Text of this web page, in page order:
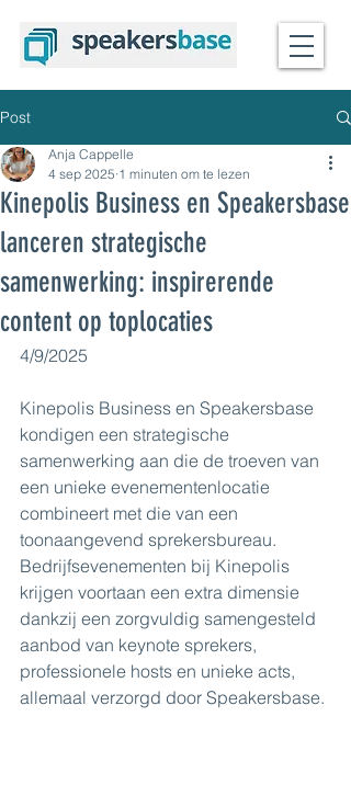
Post
Kinepolis Business en Speakersbase
lanceren strategische
samenwerking: inspirerende
content op toplocaties
Anja Cappelle
4 sep 2025 1 minuten om te lezen
4/9/2025
Kinepolis Business en Speakersbase
kondigen een strategische
samenwerking aan die de troeven van
een unieke evenementenlocatie
combineert met die van een
toonaangevend sprekersbureau.
Bedrijfsevenementen bij Kinepolis
krijgen voortaan een extra dimensie
dankzij een zorgvuldig samengesteld
aanbod van keynote sprekers,
professionele hosts en unieke acts,
allemaal verzorgd door Speakersbase.